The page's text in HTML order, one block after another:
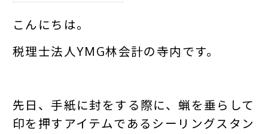
こんにちは。
税理士法人YMG林会計の寺内です。
先日、手紙に封をする際に、蝋を垂らして
印を押すアイテムであるシーリングスタン